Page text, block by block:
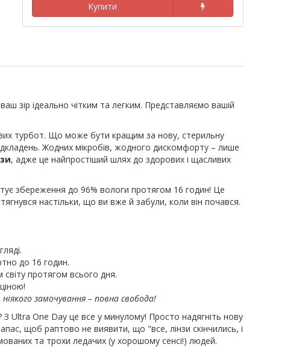
Купити
зір ідеально чітким та легким. Представляємо вашій
турбот. Що може бути кращим за нову, стерильну
Жодних мікробів, жодного дискомфорту – лише
, адже це найпростіший шлях до здорових і щасливих
збереження до 96% вологи протягом 16 годин! Це
настільки, що ви вже й забули, коли він почався.
до 16 годин.
протягом всього дня.
замочування – повна свобода!
Ultra One Day це все у минулому! Просто надягніть нову
щоб раптово не виявити, що "все, лінзи скінчились, і
та трохи ледачих (у хорошому сенсі!) людей.